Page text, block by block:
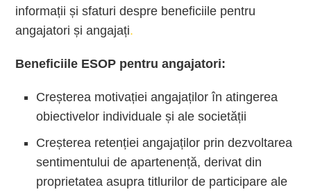
informații și sfaturi despre beneficiile pentru
angajatori și angajați.
Beneficiile ESOP pentru angajatori:
Creșterea motivației angajaților în atingerea
obiectivelor individuale și ale societății
Creșterea retenției angajaților prin dezvoltarea
sentimentului de apartenență, derivat din
proprietatea asupra titlurilor de participare ale